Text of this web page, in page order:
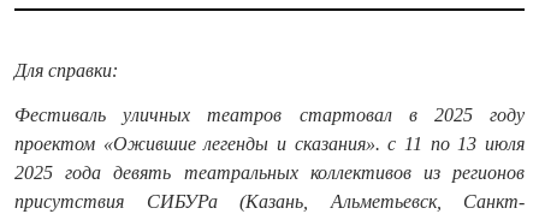
Для справки:
Фестиваль уличных театров стартовал в 2025 году
проектом «Ожившие легенды и сказания».с 11 по 13 июля
2025 года девять театральных коллективов из регионов
присутствия СИБУРа (Казань, Альметьевск, Санкт-